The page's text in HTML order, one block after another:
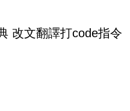
改文翻譯打code指令